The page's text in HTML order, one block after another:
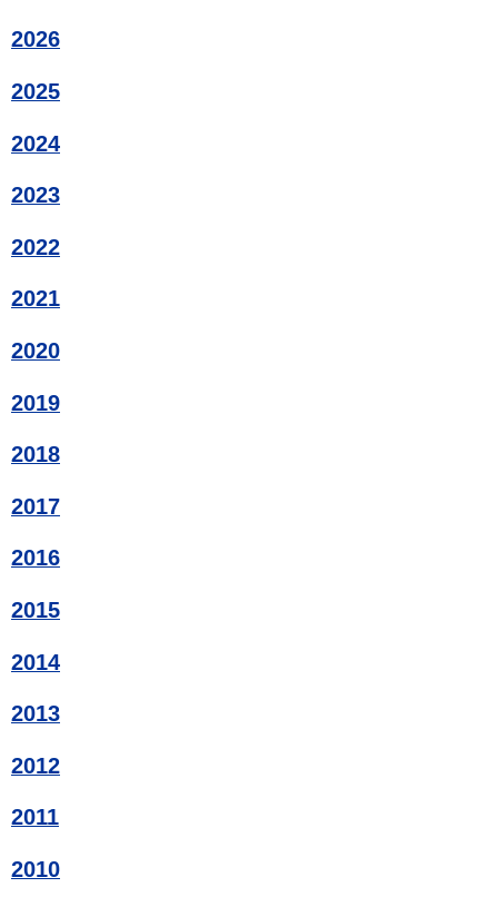
2026
2025
2024
2023
2022
2021
2020
2019
2018
2017
2016
2015
2014
2013
2012
2011
2010